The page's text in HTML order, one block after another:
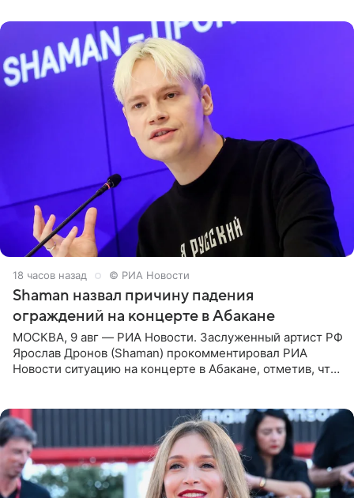
18 часов назад © РИА Новости
Shaman назвал причину падения
ограждений на концерте в Абакане
МОСКВА, 9 авг — РИА Новости. Заслуженный артист РФ
Ярослав Дронов (Shaman) прокомментировал РИА
Новости ситуацию на концерте в Абакане, отметив, что